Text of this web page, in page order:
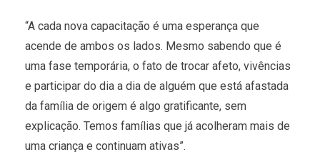
“A cada nova capacitação é uma esperança que
acende de ambos os lados. Mesmo sabendo que é
uma fase temporária, o fato de trocar afeto, vivências
e participar do dia a dia de alguém que está afastada
da família de origem é algo gratificante, sem
explicação. Temos famílias que já acolheram mais de
uma criança e continuam ativas”.